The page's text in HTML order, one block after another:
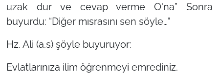
uzak dur ve cevap verme O'na” Sonra
buyurdu: “Diğer mısrasını sen söyle…"
Hz. Ali (a.s) şöyle buyuruyor:
Evlatlarınıza ilim öğrenmeyi emrediniz.